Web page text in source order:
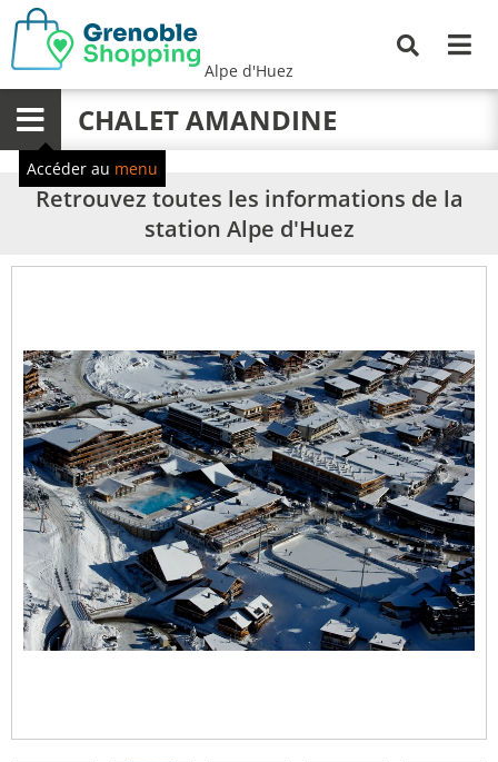
Alpe d'Huez
Menu CHALET AMANDINE
Accéder au menu
Retrouvez toutes les informations de la
station Alpe d'Huez